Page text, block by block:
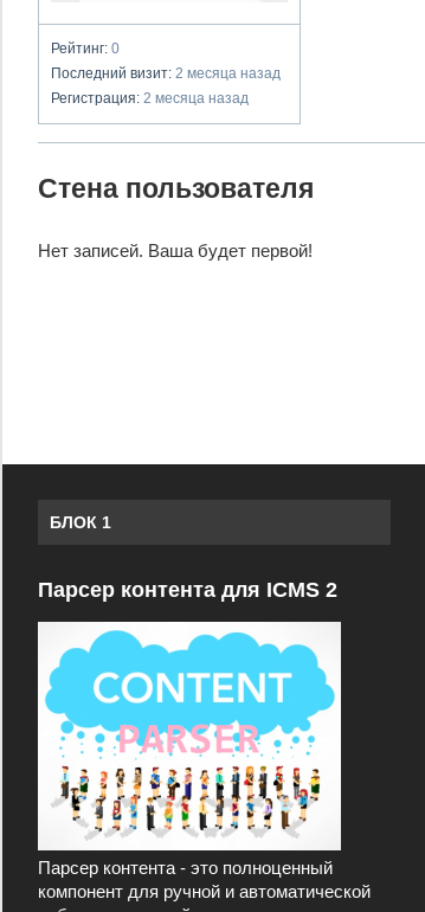
Рейтинг: 0
Последний визит: 2 месяца назад
Регистрация: 2 месяца назад
Стена пользователя
Нет записей. Ваша будет первой!
БЛОК 1
Парсер контента для ICMS 2
Парсер контента - это полноценный
компонент для ручной и автоматической